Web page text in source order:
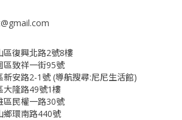
區復興北路2號8樓
區致祥一街95號
新安路2-1號 (導航搜尋:尼尼生活館)
大隆路49號1樓
區民權一路30號
鄉環南路440號